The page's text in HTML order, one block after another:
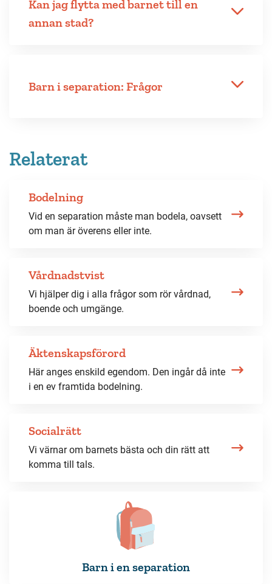
Kan jag flytta med barnet till en
annan stad?
Barn i separation: Frågor
Relaterat
Bodelning
Vid en separation måste man bodela, oavsett
om man är överens eller inte.
Vårdnadstvist
Vi hjälper dig i alla frågor som rör vårdnad,
boende och umgänge.
Äktenskapsförord
Här anges enskild egendom. Den ingår då inte
i en ev framtida bodelning.
Socialrätt
Vi värnar om barnets bästa och din rätt att
komma till tals.
Barn i en separation